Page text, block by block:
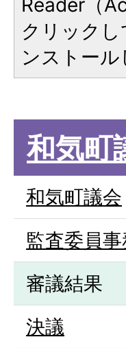
クリック
ンストール
和気町
和気町議会
監査委員
審議結果
決議